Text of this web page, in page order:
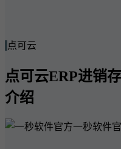
点可云
点可云ERP进销
介绍
一秒软件